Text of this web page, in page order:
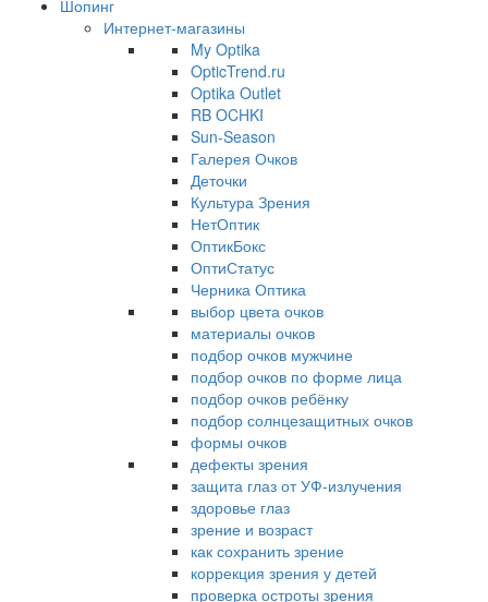
Шопинг
Интернет-магазины
My Optika
OpticTrend.ru
Optika Outlet
RB OCHKI
Sun-Season
Галерея Очков
Деточки
Культура Зрения
НетОптик
ОптикБокс
ОптиСтатус
Черника Оптика
выбор цвета очков
материалы очков
подбор очков мужчине
подбор очков по форме лица
подбор очков ребёнку
подбор солнцезащитных очков
формы очков
дефекты зрения
защита глаз от УФ-излучения
здоровье глаз
зрение и возраст
как сохранить зрение
коррекция зрения у детей
проверка остроты зрения